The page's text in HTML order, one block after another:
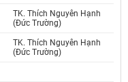
TK. Thích Nguyên Hạnh
(Đức Trường)
TK. Thích Nguyên Hạnh
(Đức Trường)